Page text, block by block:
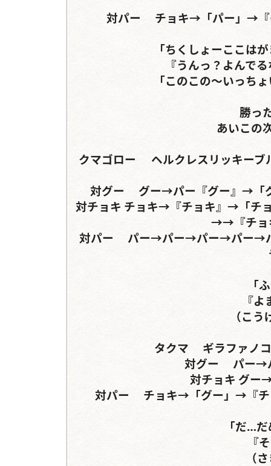
対パー	チョキ→「パー」→『グー』→『グー』	パー→「パー」→『グー』
「ちくしょーここは
『うんっ？よんで
「このこの〜いっち
勝っ
あいこの
クマゴロー	ヘルクレスリッキーブルー	タランドゥスツヤクワガタorギラファノコギリ
対グー	グー→パー『グー』→「グー」→	グー→『グー』→「グー」→（グー）
対チョキ	チョキ→『チョキ』→「チョキ」→（パー）チョキ→パー	チョキ→『チョキ』
→→『チョ
対パー	パー→パー→パー→パー→パー	パー→『パー』→「パー」→パー（チョキ）→
「
『
（こ
タクマ	ギラファノコギリクワガタ	コーカサスオオカブト
対グー	パー→パー→グー	パー→チョキ→パー
対チョキ	グー→パー→グー	グー→パー→グー
対パー	チョキ→「グー」→『チョキ』→パー	チョキ→「グー」→『チョキ』
「だ…
『
（